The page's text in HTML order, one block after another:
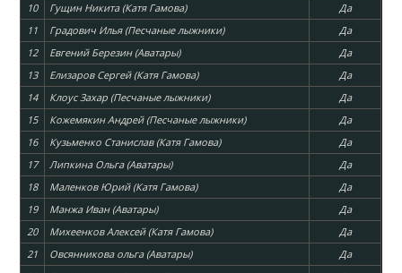
10
Гущин Никита (Катя Гамова)
Да
11
Градович Илья (Песчаные лыжники)
Да
12
Евгений Березин (Аватары)
Да
13
Елизаров Сергей (Катя Гамова)
Да
14
Клоус Захар (Песчаные лыжники)
Да
15
Кожемякин Андрей (Песчаные лыжники)
Да
16
Кузьменко Станислав (Катя Гамова)
Да
17
Липкина Ольга (Аватары)
Да
18
Маленков Юрий (Катя Гамова)
Да
19
Манжа Иван (Аватары)
Да
20
Михеенков Алексей (Катя Гамова)
Да
21
Овсянникова ольга (Аватары)
Да